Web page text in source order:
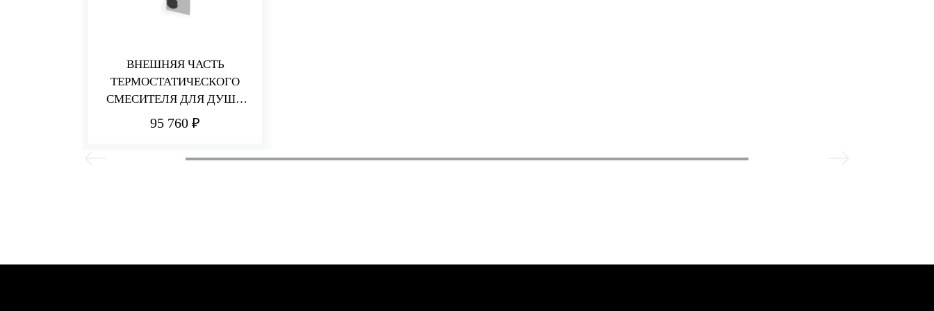
ВНЕШНЯЯ ЧАСТЬ
ТЕРМОСТАТИЧЕСКОГО
СМЕСИТЕЛЯ ДЛЯ ДУША
НА 5 ПОТРЕБИТЕЛЕЙ HEDO
95 760 ₽